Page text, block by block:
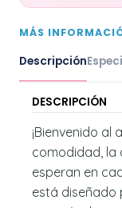
MÁS
Descripción
DESCRIPCIÓN
¡Bienvenido
comodidad, la
esperan en
está diseñado